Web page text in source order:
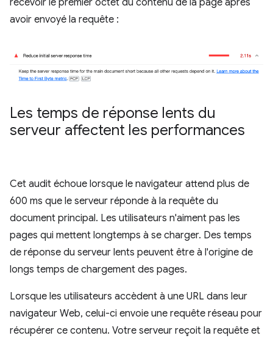
recevoir le premier octet du contenu de la page après
avoir envoyé la requête :
Les temps de réponse lents du
serveur affectent les performances
Cet audit échoue lorsque le navigateur attend plus de
600 ms que le serveur réponde à la requête du
document principal. Les utilisateurs n'aiment pas les
pages qui mettent longtemps à se charger. Des temps
de réponse du serveur lents peuvent être à l'origine de
longs temps de chargement des pages.
Lorsque les utilisateurs accèdent à une URL dans leur
navigateur Web, celui-ci envoie une requête réseau pour
récupérer ce contenu. Votre serveur reçoit la requête et